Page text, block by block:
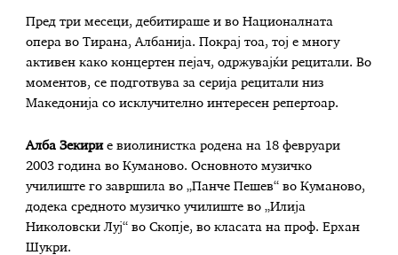
Пред три месеци, дебитираше и во Националната
опера во Тирана, Албанија. Покрај тоа, тој е многу
активен како концертен пејач, одржувајќи рецитали. Во
моментов, се подготвува за серија рецитали низ
Македонија со исклучително интересен репертоар.
Алба Зекирие виолинистка родена на 18 февруари
2003 година во Куманово. Основното музичко
училиште го завршила во „Панче Пешев“ во Куманово,
додека средното музичко училиште во „Илија
Николовски Луј“ во Скопје, во класата на проф. Ерхан
Шукри.